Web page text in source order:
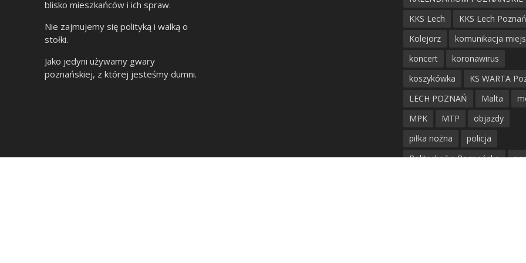
blisko mieszkańców i ich spraw.
Nie zajmujemy się polityką i walką o
stołki.
Jako jedyni używamy gwary
poznańskiej, z której jesteśmy dumni.
KKS Lech
KKS Lech Poznań
Kolejorz
komunikacja
koncert
koronawirus
koszykówka
KS WARTA
LECH POZNAŃ
Malta
MPK
MTP
objazdy
piłka nożna
policja
Politechnika Poznańska